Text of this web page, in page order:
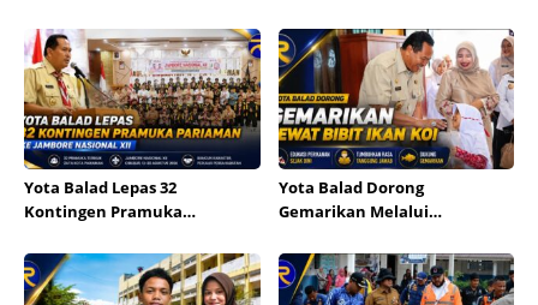
Bupati Eka Putra Sebut
Terbesar di Indonesia
Yota Balad Lepas 32
Kontingen Pramuka
Nasional XII
Yota Balad Dorong
Gemarikan Melalui